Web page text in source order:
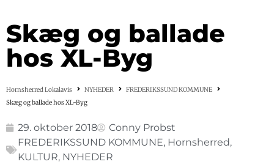
Skæg og ballade
hos XL-Byg
Hornsherred Lokalavis NYHEDER
FREDERIKSSUND KOMMUNE
Skæg og ballade hos XL-Byg
29. oktober 2018
Conny Probst
FREDERIKSSUND KOMMUNE, Hornsherred,
KULTUR, NYHEDER